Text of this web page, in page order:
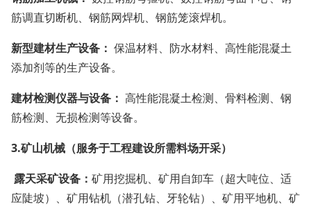
筋调直切断机、钢筋网焊机、钢筋笼滚焊机。
新型建材生产设备： 保温材料、防水材料、高性能混凝土
添加剂等的生产设备。
建材检测仪器与设备： 高性能混凝土检测、骨料检测、钢
筋检测、无损检测等设备。
3.矿山机械（服务于工程建设所需料场开采）
露天采矿设备： 矿用挖掘机、矿用自卸车（超大吨位、适
应陡坡）、矿用钻机（潜孔钻、牙轮钻）、矿用平地机、矿